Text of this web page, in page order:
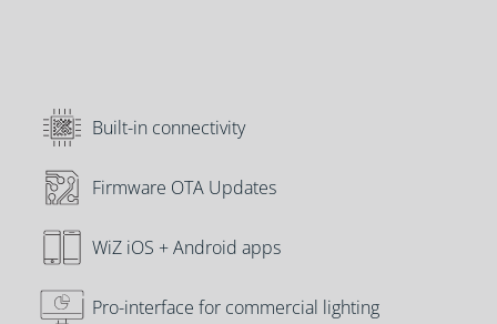
Built-in connectivity
Firmware OTA Updates
WiZ iOS + Android apps
Pro-interface for commercial lighting